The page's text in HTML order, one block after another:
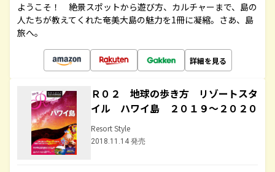
ようこそ！ 絶景スポットから遊び方、カルチャーまで、島の
人たちが教えてくれた奄美大島の魅力を1冊に凝縮。さあ、島
旅へ。
詳細を見る
Ｒ０２ 地球の歩き方 リゾートスタ
イル ハワイ島 ２０１９～２０２０
Resort Style
2018.11.14 発売